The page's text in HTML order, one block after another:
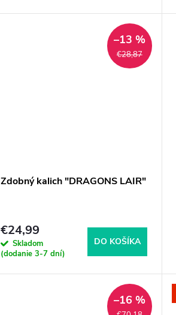
€28,87
–13 %
Zdobný kalich "DRAGONS LAIR"
€24,99
Skladom
(dodanie 3-7 dní)
DO KOŠÍKA
–16 %